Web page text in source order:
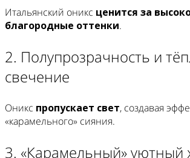
Итальянский оникс ценится за
благородные оттенки.
2. Полупрозрачность и
свечение
Оникс пропускает свет, создавая
«карамельного» сияния.
3. «Карамельный» уютный